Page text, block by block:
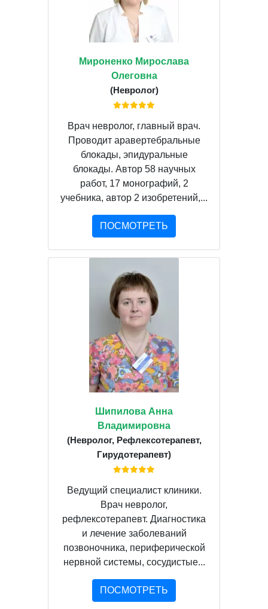
Мироненко Мирослава
Олеговна
(Невролог)
Врач невролог, главный врач.
Проводит аравертебральные
блокады, эпидуральные
блокады. Автор 58 научных
работ, 17 монографий, 2
учебника, автор 2 изобретений,...
ПОСМОТРЕТЬ
Шипилова Анна
Владимировна
(Невролог, Рефлексотерапевт,
Гирудотерапевт)
Ведущий специалист клиники.
Врач невролог,
рефлексотерапевт. Диагностика
и лечение заболеваний
позвоночника, периферической
нервной системы, сосудистые...
ПОСМОТРЕТЬ